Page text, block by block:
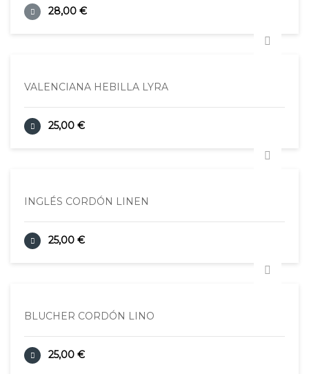
28,00 €
VALENCIANA HEBILLA LYRA
25,00 €
INGLÉS CORDÓN LINEN
25,00 €
BLUCHER CORDÓN LINO
25,00 €